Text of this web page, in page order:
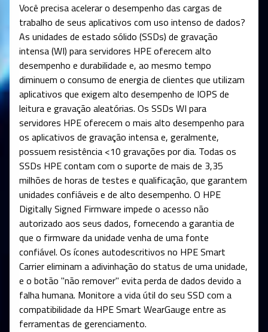
Você precisa acelerar o desempenho das cargas de
trabalho de seus aplicativos com uso intenso de dados?
As unidades de estado sólido (SSDs) de gravação
intensa (WI) para servidores HPE oferecem alto
desempenho e durabilidade e, ao mesmo tempo
diminuem o consumo de energia de clientes que utilizam
aplicativos que exigem alto desempenho de IOPS de
leitura e gravação aleatórias. Os SSDs WI para
servidores HPE oferecem o mais alto desempenho para
os aplicativos de gravação intensa e, geralmente,
possuem resistência <10 gravações por dia. Todas os
SSDs HPE contam com o suporte de mais de 3,35
milhões de horas de testes e qualificação, que garantem
unidades confiáveis e de alto desempenho. O HPE
Digitally Signed Firmware impede o acesso não
autorizado aos seus dados, fornecendo a garantia de
que o firmware da unidade venha de uma fonte
confiável. Os ícones autodescritivos no HPE Smart
Carrier eliminam a adivinhação do status de uma unidade,
e o botão "não remover" evita perda de dados devido a
falha humana. Monitore a vida útil do seu SSD com a
compatibilidade da HPE Smart WearGauge entre as
ferramentas de gerenciamento.